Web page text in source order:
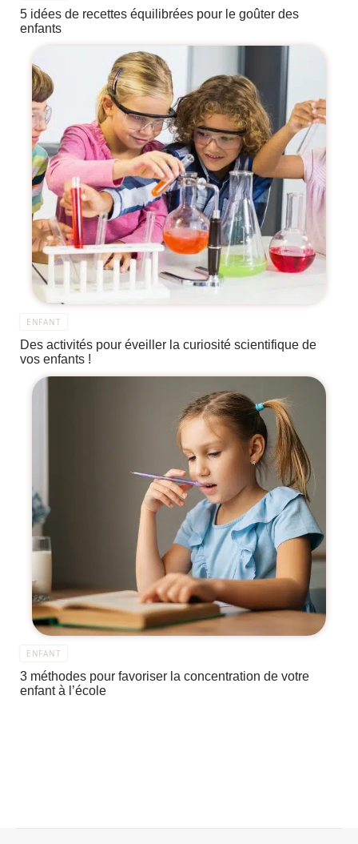
5 idées de recettes équilibrées pour le goûter des
enfants
ENFANT
Des activités pour éveiller la curiosité scientifique de
vos enfants !
ENFANT
3 méthodes pour favoriser la concentration de votre
enfant à l’école